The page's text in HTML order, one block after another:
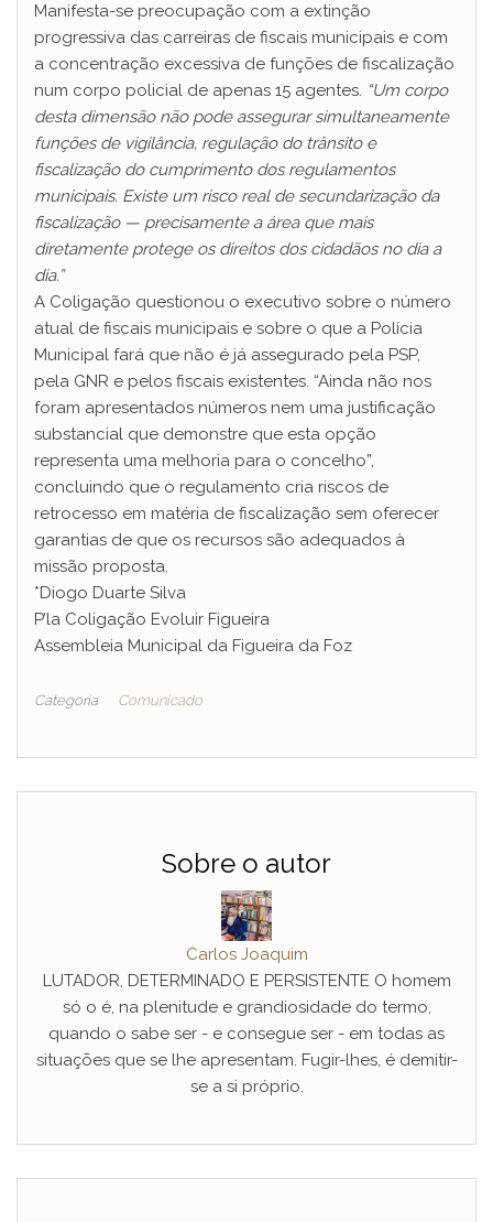
Manifesta-se preocupação com a extinção
progressiva das carreiras de fiscais municipais e com
a concentração excessiva de funções de fiscalização
num corpo policial de apenas 15 agentes. “Um corpo
desta dimensão não pode assegurar simultaneamente
funções de vigilância, regulação do trânsito e
fiscalização do cumprimento dos regulamentos
municipais. Existe um risco real de secundarização da
fiscalização — precisamente a área que mais
diretamente protege os direitos dos cidadãos no dia a
dia.”
A Coligação questionou o executivo sobre o número
atual de fiscais municipais e sobre o que a Polícia
Municipal fará que não é já assegurado pela PSP,
pela GNR e pelos fiscais existentes. “Ainda não nos
foram apresentados números nem uma justificação
substancial que demonstre que esta opção
representa uma melhoria para o concelho”,
concluindo que o regulamento cria riscos de
retrocesso em matéria de fiscalização sem oferecer
garantias de que os recursos são adequados à
missão proposta.
*Diogo Duarte Silva
P’la Coligação Evoluir Figueira
Assembleia Municipal da Figueira da Foz
Categoria Comunicado
Sobre o autor
Carlos Joaquim
LUTADOR, DETERMINADO E PERSISTENTE O homem
só o é, na plenitude e grandiosidade do termo,
quando o sabe ser - e consegue ser - em todas as
situações que se lhe apresentam. Fugir-lhes, é demitir-
se a si próprio.